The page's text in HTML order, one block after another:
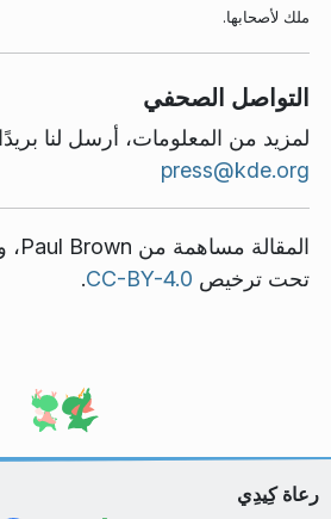
ملك لأصحابها.
التواصل الصحفي
لمزيد من المعلومات، أرسل لنا بريدًا
press@kde.org
المقالة مساهمة من Paul Brown،
تحت ترخيص CC-BY-4.0
.
رعاة كِيدِي